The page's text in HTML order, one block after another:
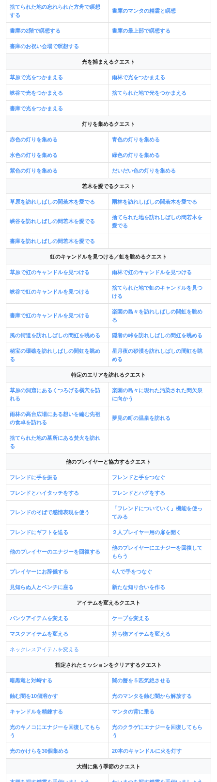
捨てられた地の忘れられた方舟で瞑想
する
書庫のマンタの精霊と瞑想
書庫の2階で瞑想する 書庫の最上部で瞑想する
書庫のお祝い会場で瞑想する
光を捕まえるクエスト
草原で光をつかまえる 雨林で光をつかまえる
峡谷で光をつかまえる 捨てられた地で光をつかまえる
書庫で光をつかまえる
灯りを集めるクエスト
赤色の灯りを集める 青色の灯りを集める
水色の灯りを集める 緑色の灯りを集める
紫色の灯りを集める だいだい色の灯りを集める
若木を愛でるクエスト
草原を訪れしばしの間若木を愛でる 雨林を訪れしばしの間若木を愛でる
峡谷を訪れしばしの間若木を愛でる
捨てられた地を訪れしばしの間若木を
愛でる
書庫を訪れしばしの間若木を愛でる
虹のキャンドルを見つける／虹を眺めるクエスト
草原で虹のキャンドルを見つける 雨林で虹のキャンドルを見つける
峡谷で虹のキャンドルを見つける
捨てられた地で虹のキャンドルを見つ
ける
書庫で虹のキャンドルを見つける
楽園の島々を訪れしばしの間虹を眺め
る
風の街道を訪れしばしの間虹を眺める 隠者の峠を訪れしばしの間虹を眺める
秘宝の環礁を訪れしばしの間虹を眺め
る
星月夜の砂漠を訪れしばしの間虹を眺
める
特定のエリアを訪れるクエスト
草原の洞窟にあるくつろげる横穴を訪
れる
楽園の島々に現れた汚染された間欠泉
に向かう
雨林の高台広場にある想いを編む先祖
の食卓を訪れる
夢見の町の温泉を訪れる
捨てられた地の墓所にある焚火を訪れ
る
他のプレイヤーと協力するクエスト
フレンドに手を振る フレンドと手をつなぐ
フレンドとハイタッチをする フレンドとハグをする
フレンドのそばで感情表現を使う
「フレンドについていく」機能を使っ
てみる
フレンドにギフトを送る ２人プレイヤー用の扉を開く
他のプレイヤーのエナジーを回復する
他のプレイヤーにエナジーを回復して
もらう
プレイヤーにお辞儀する 4人で手をつなぐ
見知らぬ人とベンチに座る 新たな知り合いを作る
アイテムを変えるクエスト
パンツアイテムを変える ケープを変える
マスクアイテムを変える 持ち物アイテムを変える
ネックレスアイテムを変える
指定されたミッションをクリアするクエスト
暗黒竜と対峙する 闇の蟹を５匹気絶させる
蝕む闇を10個溶かす 光のマンタを蝕む闇から解放する
キャンドルを精錬する マンタの背に乗る
光のキノコにエナジーを回復してもら
う
光のクラゲにエナジーを回復してもら
う
光のかけらを30個集める 20本のキャンドルに火を灯す
大樹に集う季節のクエスト